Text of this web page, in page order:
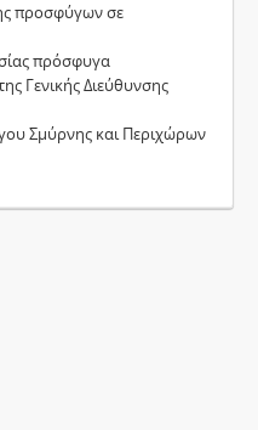
προσφύγων σε
πρόσφυγα
Γενικής Διεύθυνσης
Σμύρνης και Περιχώρων